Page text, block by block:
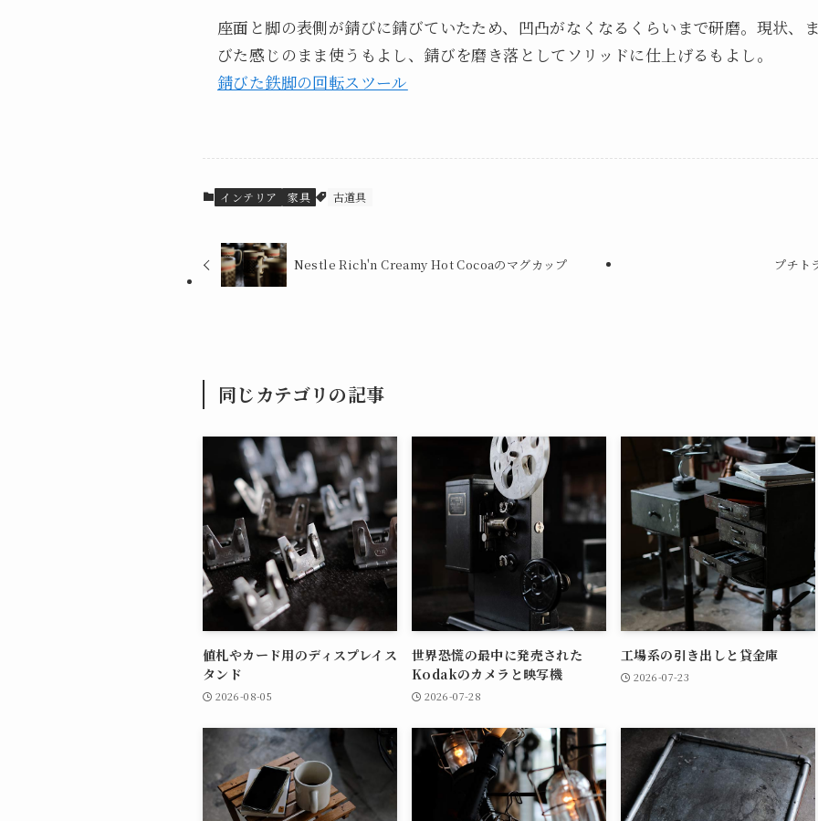
座面と脚の表側が錆びに錆びていたため、凹凸がなくなるくらいまで研磨。現状、
びた感じのまま使うもよし、錆びを磨き落としてソリッドに仕上げるもよし。
錆びた鉄脚の回転スツール
インテリア 家具 古道具
Nestle Rich'n Creamy Hot Cocoaのマグカップ プチト
同じカテゴリの記事
値札やカード用のディスプレイス
タンド
2026-08-05
世界恐慌の最中に発売された
Kodakのカメラと映写機
2026-07-28
工場系の引き出しと貸金庫
2026-07-23